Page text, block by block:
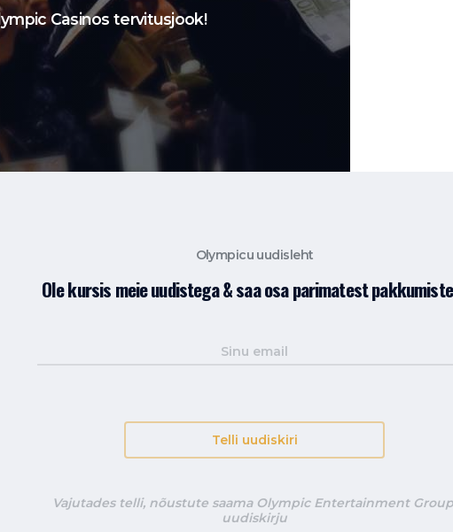
Casinos tervitusjook!
Olympicu uudisleht
Ole kursis meie uudistega & saa osa parimatest
Telli uudiskiri
Vajutades telli, nõustute saama Olympic Entertainment
uudiskirju